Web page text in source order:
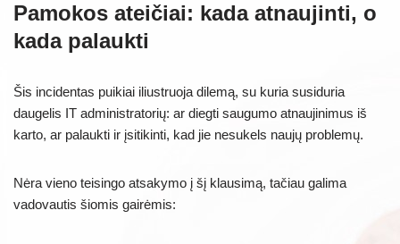
Pamokos ateičiai: kada atnaujinti, o
kada palaukti
Šis incidentas puikiai iliustruoja dilemą, su kuria susiduria
daugelis IT administratorių: ar diegti saugumo atnaujinimus iš
karto, ar palaukti ir įsitikinti, kad jie nesukels naujų problemų.
Nėra vieno teisingo atsakymo į šį klausimą, tačiau galima
vadovautis šiomis gairėmis: